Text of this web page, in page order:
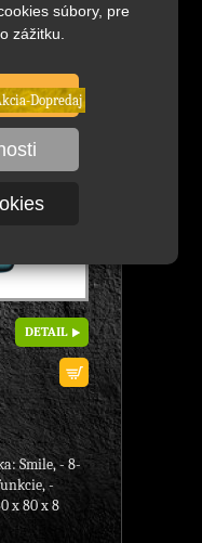
súbory, pre
zážitku.
Dopredaj
DETAIL
Smile, - 8-
-
x 80 x 8